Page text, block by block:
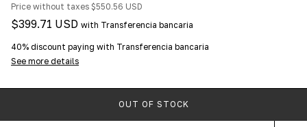
Price without taxes $550.56 USD
$399.71 USD with Transferencia bancaria
40% discount paying with Transferencia bancaria
See more details